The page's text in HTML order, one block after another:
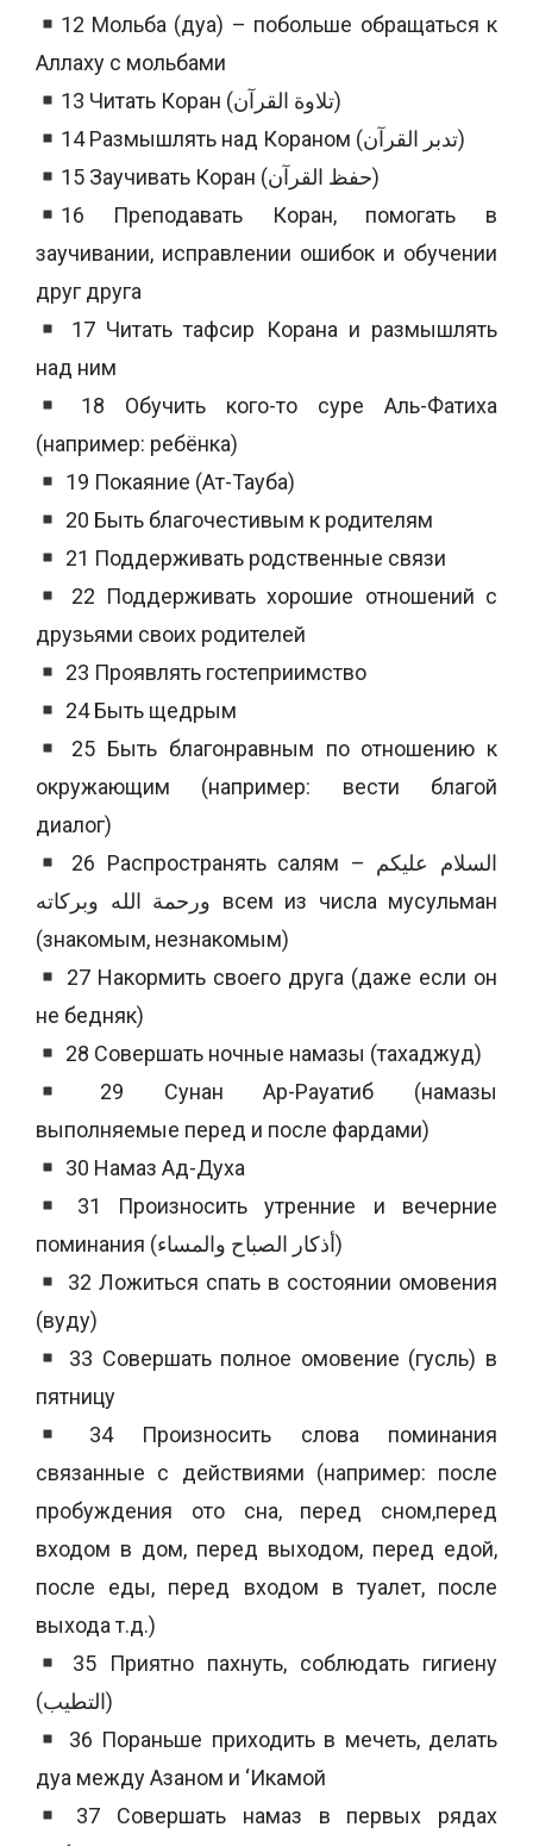
12 Мольба (дуа) – побольше обращаться к
Аллаху с мольбами
13 Читать Коран (تلاوة القرآن)
14 Размышлять над Кораном (تدبر القرآن)
15 Заучивать Коран (حفظ القرآن)
16 Преподавать Коран, помогать в
заучивании, исправлении ошибок и обучении
друг друга
17 Читать тафсир Корана и размышлять
над ним
18 Обучить кого-то суре Аль-Фатиха
(например: ребёнка)
19 Покаяние (Ат-Тауба)
20 Быть благочестивым к родителям
21 Поддерживать родственные связи
22 Поддерживать хорошие отношений с
друзьями своих родителей
23 Проявлять гостеприимство
24 Быть щедрым
25 Быть благонравным по отношению к
окружающим (например: вести благой
диалог)
26 Распространять салям – السلام عليكم
ورحمة الله وبركاته всем из числа мусульман
(знакомым, незнакомым)
27 Накормить своего друга (даже если он
не бедняк)
28 Совершать ночные намазы (тахаджуд)
29 Сунан Ар-Рауатиб (намазы
выполняемые перед и после фардами)
30 Намаз Ад-Духа
31 Произносить утренние и вечерние
поминания (أذكار الصباح والمساء)
32 Ложиться спать в состоянии омовения
(вуду)
33 Совершать полное омовение (гусль) в
пятницу
34 Произносить слова поминания
связанные с действиями (например: после
пробуждения ото сна, перед сном,перед
входом в дом, перед выходом, перед едой,
после еды, перед входом в туалет, после
выхода т.д.)
35 Приятно пахнуть, соблюдать гигиену
(التطيب)
36 Пораньше приходить в мечеть, делать
дуа между Азаном и ‘Икамой
37 Совершать намаз в первых рядах